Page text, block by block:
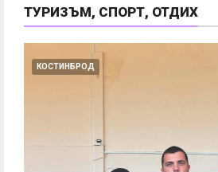
ТУРИЗЪМ, СПОРТ, ОТДИХ
КОСТИНБРОД